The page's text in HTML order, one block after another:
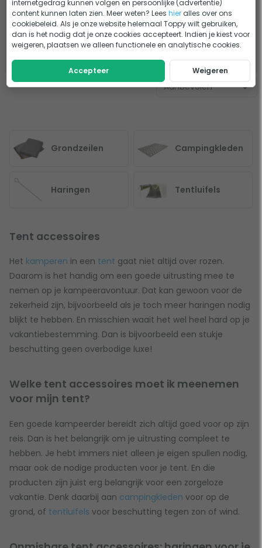
Vergelijk
Zorgt voor betere isolatie
62,27
Grondzeilen Campingkleden
Haringen Tentluifels
Tent accessoires
Het kamperen in een tent gaat niet altijd over rozen.
Daarom is het handig om een goede uitrusting mee te
nemen op je kampeeravontuur. Dat kan gewoon voor de
zekerheid zijn, bijvoorbeeld als je toch meer haringen nodig
blijkt te hebben. En misschien waait het wel heel hard op je
vakantiebestemming. Dan is bijvoorbeeld een stukje
beschutting geen overbodige luxe!
Welke tent accessoires moet ik meenemen
voor mijn tent?
Een goede kampeerder bereidt zich altijd goed voor op zijn
reis. Dan is het belangrijk om je uitrusting compleet te
hebben. Je hebt immers niet alleen je eigen spullen nodig,
maar ook de nodige producten voor je tent. En die
producten zijn juist erg belangrijk voor een zorgeloze
vakantie. Denk daarbij aan campingkleden voor op de
grond, of tentluifels voor beschutting tegen zon of wind.
internetgedrag kunnen volgen en persoonlijke (advertentie)
content kunnen laten zien. Meer weten? Leeshier alles over ons
cookiebeleid. Als je onze website helemaal Toppy wilt gebruiken,
dan is het nodig dat je onze cookies accepteert. Indien je kiest voor
weigeren, plaatsen we alleen functionele en analytische cookies.
Accepteer Weigeren